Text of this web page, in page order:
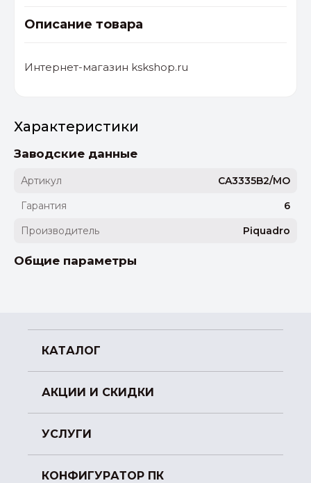
Описание товара
Интернет-магазин kskshop.ru
Характеристики
Заводские данные
Артикул
CA3335B2/MO
Гарантия
6
Производитель
Piquadro
Общие параметры
КАТАЛОГ
АКЦИИ И СКИДКИ
УСЛУГИ
КОНФИГУРАТОР ПК